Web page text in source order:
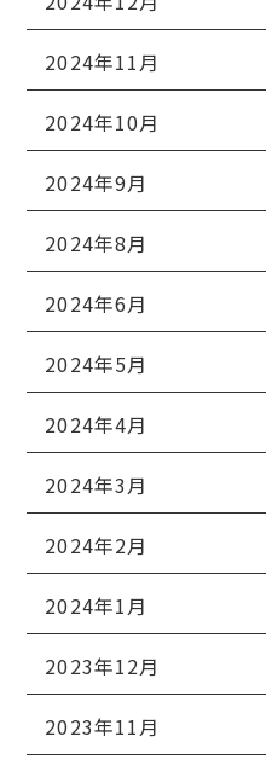
2024年11月
2024年10月
2024年9月
2024年8月
2024年6月
2024年5月
2024年4月
2024年3月
2024年2月
2024年1月
2023年12月
2023年11月